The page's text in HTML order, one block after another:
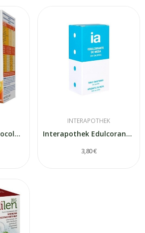
Meritene Batido Chocolate 15 sobres 30 gr
INTERAPOTHEK
Interapothek Edulcorante 850 Comprimidos
3,80 €